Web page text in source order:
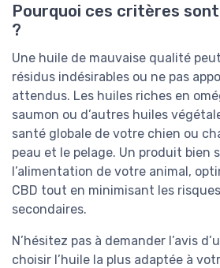
Pourquoi ces critères
?
Une huile de mauvaise qualité
résidus indésirables ou ne pas
attendus. Les huiles riches en
saumon ou d’autres huiles
santé globale de votre chien ou
peau et le pelage. Un produit bien
l’alimentation de votre animal,
CBD tout en minimisant les
secondaires.
N’hésitez pas à demander l’avis
choisir l’huile la plus adaptée à